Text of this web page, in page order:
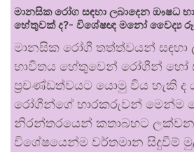
මානසික රෝග සඳහා ලබාදෙන ඖෂධ
හේතුවක් ද?- විශේෂඥ මනෝ වෛද්‍ය
මානසික රෝගී තත්ත්වයන් සඳහා
භාවිතය හේතුවෙන් රෝගීන් හෝ
ප්‍රචණ්ඩත්වයට යොමු විය හැකි
රෝගීන්ගේ භාරකරුවන් මෙන්ම
නිරන්තරයෙන් කතාබහට ලක්වන
විශේෂයෙන්ම වර්තමාන සිදුවීම්